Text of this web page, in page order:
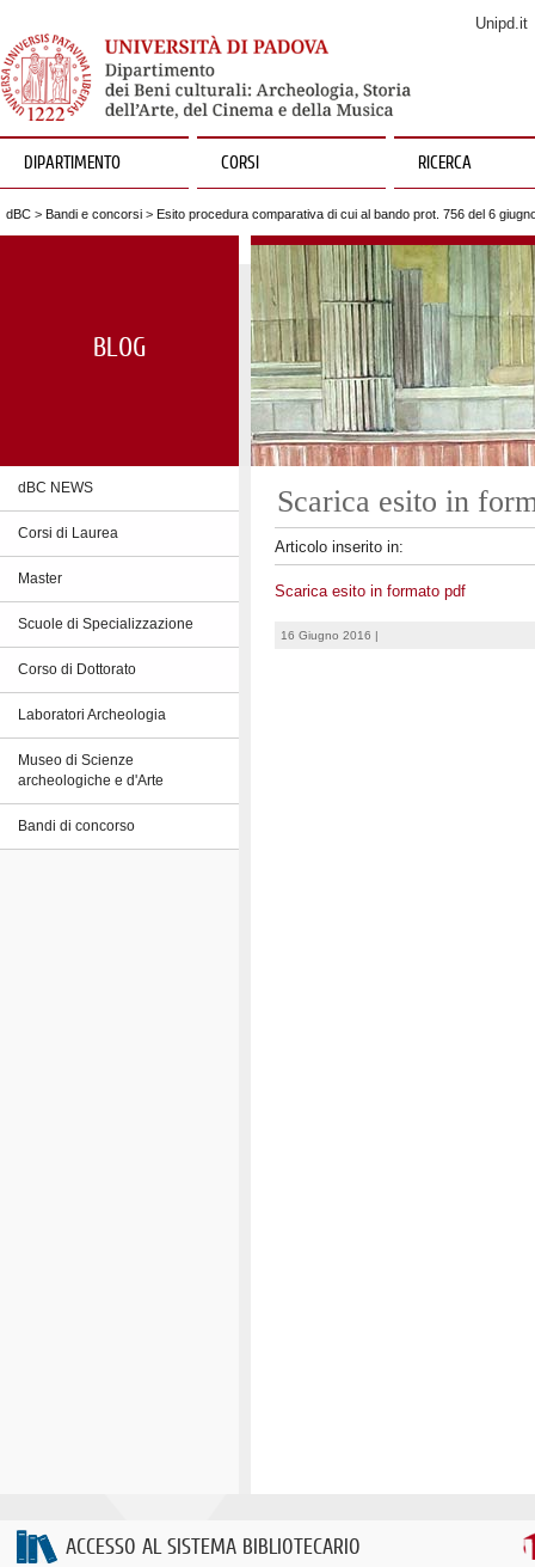
Unipd.it
DIPARTIMENTO CORSI RICERCA
dBC > Bandi e concorsi > Esito procedura comparativa di cui al bando prot. 756 del 6
BLOG
dBC NEWS
Corsi di Laurea
Master
Scuole di Specializzazione
Corso di Dottorato
Laboratori Archeologia
Museo di Scienze
archeologiche e d'Arte
Bandi di concorso
Scarica esito in
Articolo inserito in:
Scarica esito in formato pdf
16 Giugno 2016 |
ACCESSO AL SISTEMA BIBLIOTECARIO